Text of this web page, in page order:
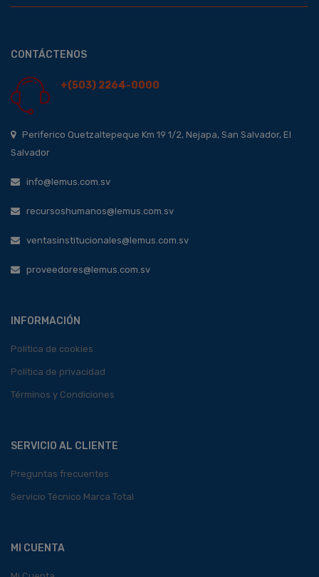
CONTÁCTENOS
+(503) 2264-0000
Periferico Quetzaltepeque Km 19 1/2, Nejapa, San Salvador, El
Salvador
info@lemus.com.sv
recursoshumanos@lemus.com.sv
ventasinstitucionales@lemus.com.sv
proveedores@lemus.com.sv
INFORMACIÓN
Política de cookies
Política de privacidad
Términos y Condiciones
SERVICIO AL CLIENTE
Preguntas frecuentes
Servicio Técnico Marca Total
MI CUENTA